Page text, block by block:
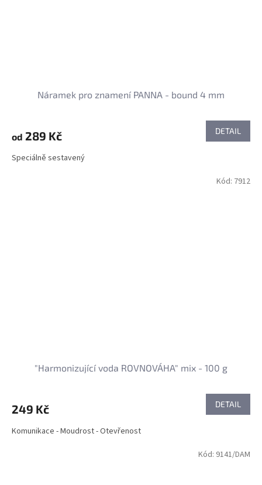
Náramek pro znamení PANNA - bound 4 mm
od 289 Kč DETAIL
Speciálně sestavený
"Harmonizující voda ROVNOVÁHA" mix - 100 g
249 Kč DETAIL
Komunikace - Moudrost - Otevřenost
Kód: 7912
Kód: 9141/DAM